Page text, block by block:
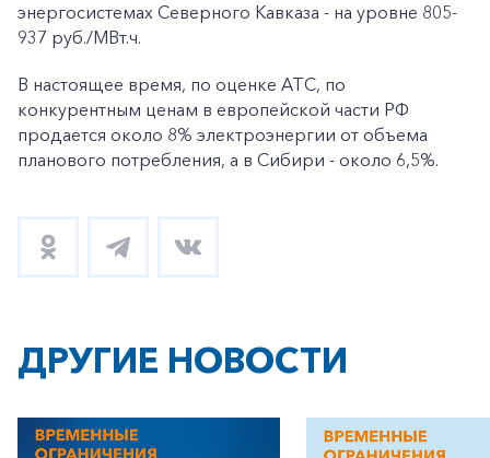
энергосистемах Северного Кавказа - на уровне 805-
937 руб./МВт.ч.
В настоящее время, по оценке АТС, по
конкурентным ценам в европейской части РФ
продается около 8% электроэнергии от объема
планового потребления, а в Сибири - около 6,5%.
ДРУГИЕ НОВОСТИ